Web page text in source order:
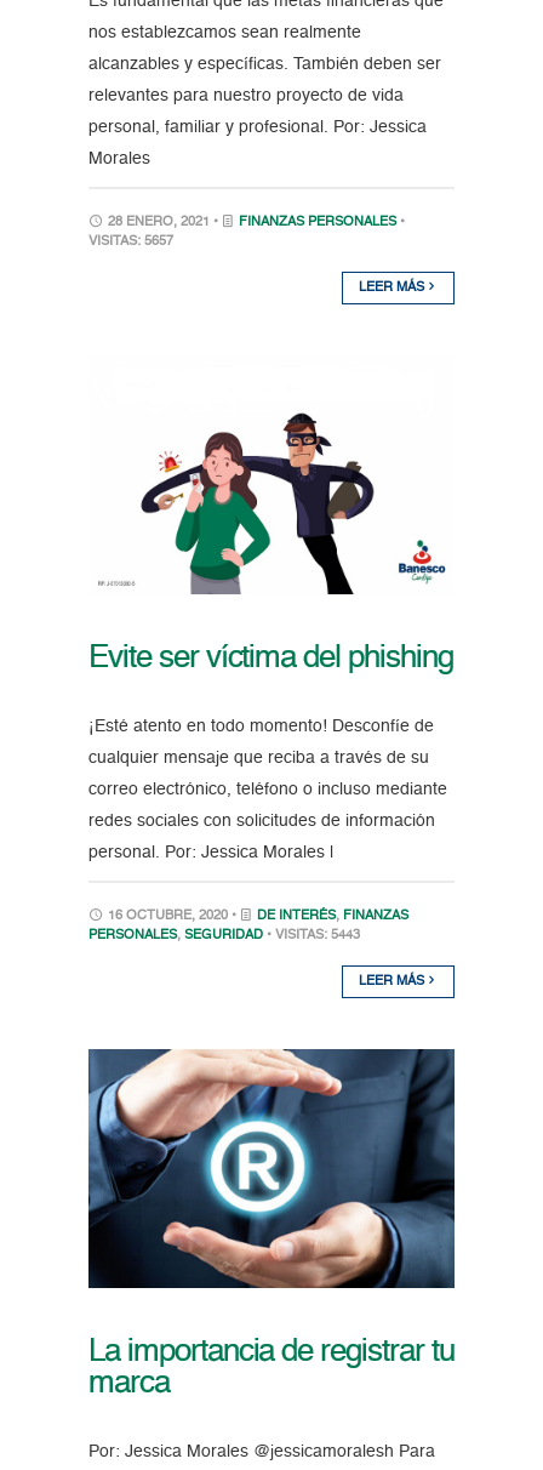
nos establezcamos sean realmente
alcanzables y específicas. También deben ser
relevantes para nuestro proyecto de vida
personal, familiar y profesional. Por: Jessica
Morales
28 ENERO, 2021 • FINANZAS PERSONALES •
VISITAS: 5657
LEER MÁS
Evite ser víctima del phishing
¡Esté atento en todo momento! Desconfíe de
cualquier mensaje que reciba a través de su
correo electrónico, teléfono o incluso mediante
redes sociales con solicitudes de información
personal. Por: Jessica Morales |
16 OCTUBRE, 2020 • DE INTERÉS, FINANZAS
PERSONALES, SEGURIDAD • VISITAS: 5443
LEER MÁS
La importancia de registrar tu
marca
Por: Jessica Morales @jessicamoralesh Para